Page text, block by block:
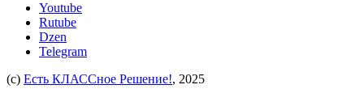
Youtube
Rutube
Dzen
Telegram
(c) Есть КЛАССное Решение!, 2025